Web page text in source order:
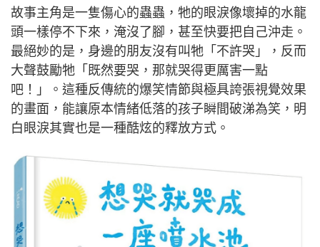
故事主角是一隻傷心的蟲蟲，牠的眼淚像壞掉的水龍
頭一樣停不下來，淹沒了腳，甚至快要把自己沖走。
最絕妙的是，身邊的朋友沒有叫牠「不許哭」，反而
大聲鼓勵牠「既然要哭，那就哭得更厲害一點
吧！」。這種反傳統的爆笑情節與極具誇張視覺效果
的畫面，能讓原本情緒低落的孩子瞬間破涕為笑，明
白眼淚其實也是一種酷炫的釋放方式。